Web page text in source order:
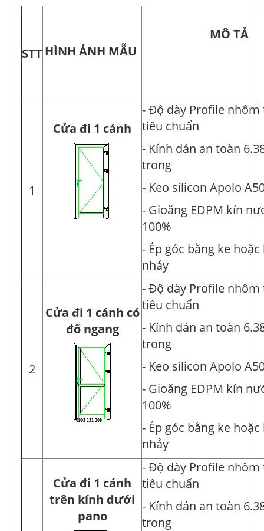
STTHÌNH ẢNH MẪU
MÔ
1
Cửa đi 1 cánh
- Độ dày Profile nhôm
tiêu chuẩn
- Kính dán an toàn
trong
- Keo silicon Apolo
- Gioăng EDPM kín
100%
- Ép góc bằng ke hoặc
nhảy
2
Cửa đi 1 cánh có
đố ngang
- Độ dày Profile nhôm
tiêu chuẩn
- Kính dán an toàn
trong
- Keo silicon Apolo
- Gioăng EDPM kín
100%
- Ép góc bằng ke hoặc
nhảy
Cửa đi 1 cánh
trên kính dưới
pano
- Độ dày Profile nhôm
tiêu chuẩn
- Kính dán an toàn
trong